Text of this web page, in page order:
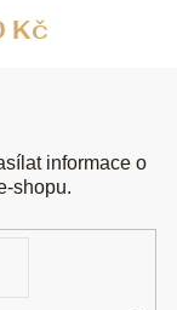
Kč
informace o
shopu.